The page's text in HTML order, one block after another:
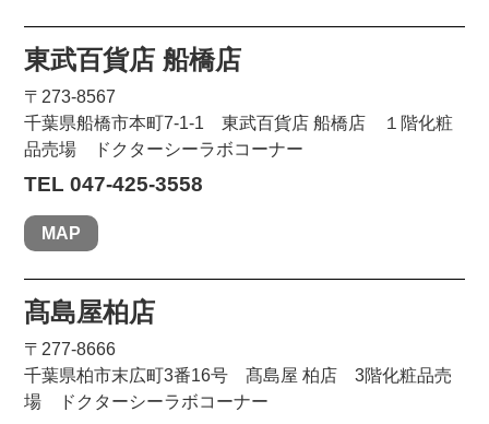
東武百貨店 船橋店
〒273-8567
千葉県船橋市本町7-1-1 東武百貨店 船橋店 １階化粧
品売場 ドクターシーラボコーナー
TEL 047-425-3558
MAP
髙島屋柏店
〒277-8666
千葉県柏市末広町3番16号 髙島屋 柏店 3階化粧品売
場 ドクターシーラボコーナー